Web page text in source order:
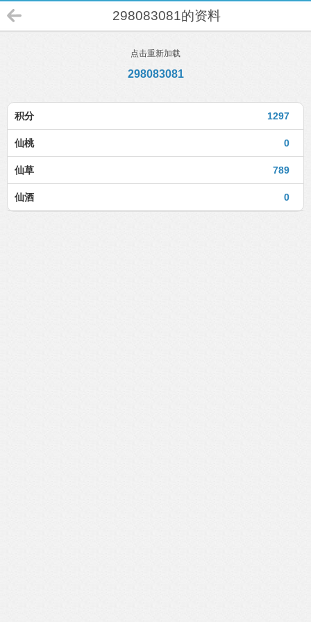
298083081的资料
点击重新加载
298083081
1297
积分
0
仙桃
789
仙草
0
仙酒